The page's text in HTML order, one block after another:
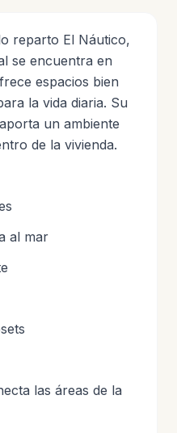
reparto El Náutico,
se encuentra en
espacios bien
la vida diaria. Su
un ambiente
de la vivienda.
al mar
las áreas de la